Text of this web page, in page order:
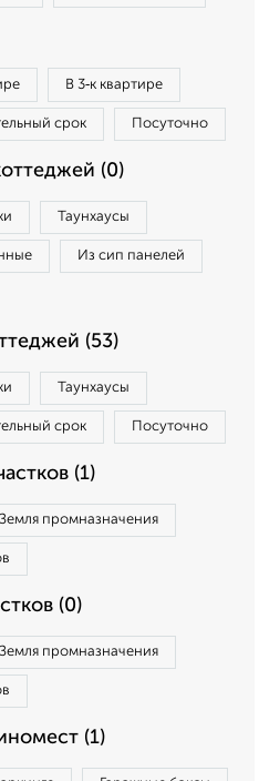
В 3‑к квартире
срок Посуточно
(0)
Таунхаусы
Из сип панелей
(53)
Таунхаусы
срок Посуточно
(1)
Земля промназначения
(0)
Земля промназначения
(1)